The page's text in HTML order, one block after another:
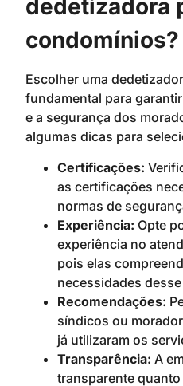
dedetizadora
condomínios?
Escolher uma
fundamental para
e a segurança dos
algumas dicas para
Certificações:
as certificações
normas de
Experiência: Opte
experiência no
pois elas
necessidades
Recomendações:
síndicos ou
já utilizaram os
Transparência: A
transparente